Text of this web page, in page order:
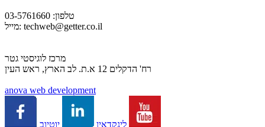
טלפון: 03-5761660
מייל: techweb@getter.co.il
מרכז לוגיסטי גטר
רח' הדקלים 12 א.ת. לב הארץ, ראש העין
anova web development
לינקדאין